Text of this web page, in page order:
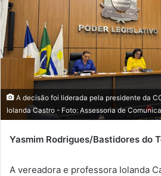
m
e
-
m
i
A decisão foi liderada pela presidente da
Iolanda Castro - Foto: Assessoria de
Yasmim Rodrigues/Bastidores do
A vereadora e professora Iolanda